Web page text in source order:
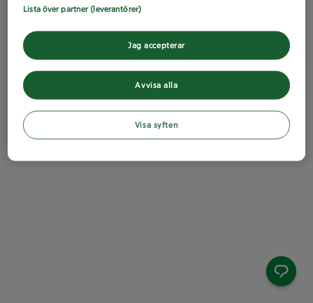
Lista över partner (leverantörer)
Avvisa alla
Jag accepterar
Visa syften